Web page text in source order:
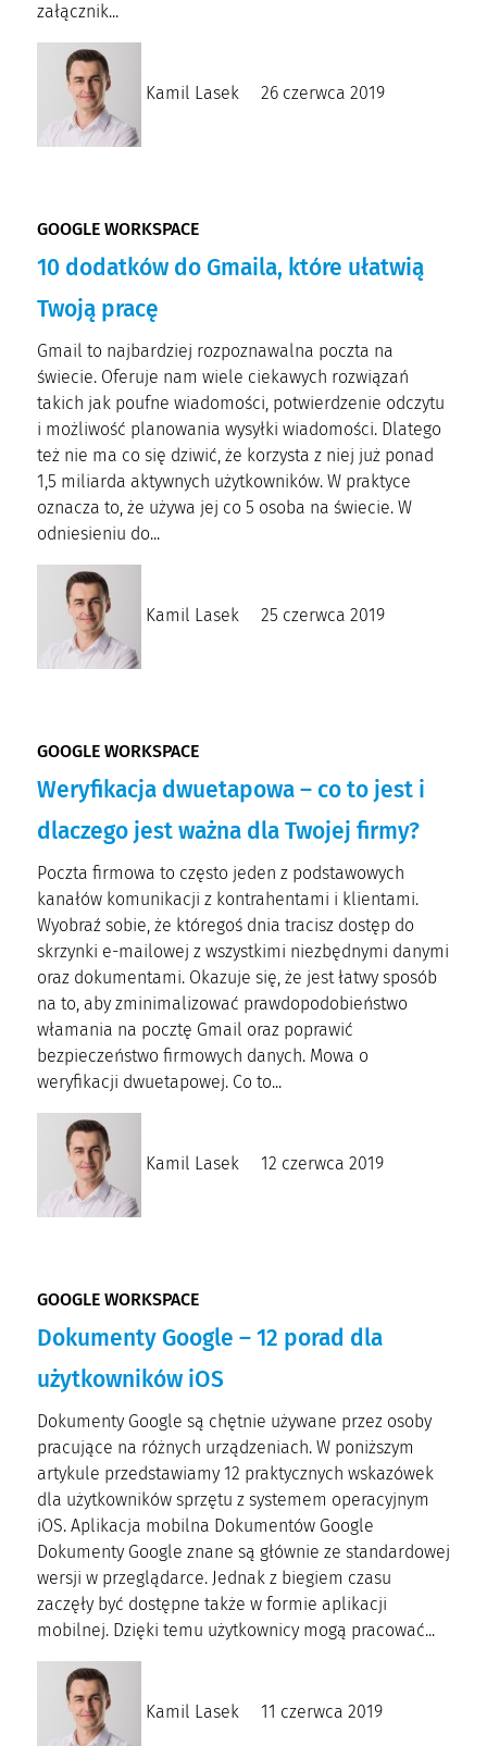
załącznik...
Kamil Lasek 26 czerwca 2019
GOOGLE WORKSPACE
10 dodatków do Gmaila, które ułatwią
Twoją pracę
Gmail to najbardziej rozpoznawalna poczta na
świecie. Oferuje nam wiele ciekawych rozwiązań
takich jak poufne wiadomości, potwierdzenie odczytu
i możliwość planowania wysyłki wiadomości. Dlatego
też nie ma co się dziwić, że korzysta z niej już ponad
1,5 miliarda aktywnych użytkowników. W praktyce
oznacza to, że używa jej co 5 osoba na świecie. W
odniesieniu do...
Kamil Lasek 25 czerwca 2019
GOOGLE WORKSPACE
Weryfikacja dwuetapowa – co to jest i
dlaczego jest ważna dla Twojej firmy?
Poczta firmowa to często jeden z podstawowych
kanałów komunikacji z kontrahentami i klientami.
Wyobraź sobie, że któregoś dnia tracisz dostęp do
skrzynki e-mailowej z wszystkimi niezbędnymi danymi
oraz dokumentami. Okazuje się, że jest łatwy sposób
na to, aby zminimalizować prawdopodobieństwo
włamania na pocztę Gmail oraz poprawić
bezpieczeństwo firmowych danych. Mowa o
weryfikacji dwuetapowej. Co to...
Kamil Lasek 12 czerwca 2019
GOOGLE WORKSPACE
Dokumenty Google – 12 porad dla
użytkowników iOS
Dokumenty Google są chętnie używane przez osoby
pracujące na różnych urządzeniach. W poniższym
artykule przedstawiamy 12 praktycznych wskazówek
dla użytkowników sprzętu z systemem operacyjnym
iOS. Aplikacja mobilna Dokumentów Google
Dokumenty Google znane są głównie ze standardowej
wersji w przeglądarce. Jednak z biegiem czasu
zaczęły być dostępne także w formie aplikacji
mobilnej. Dzięki temu użytkownicy mogą pracować...
Kamil Lasek 11 czerwca 2019